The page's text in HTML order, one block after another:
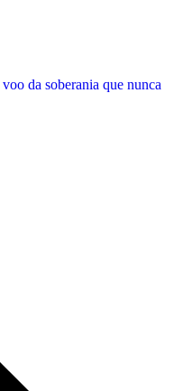
da soberania que nunca